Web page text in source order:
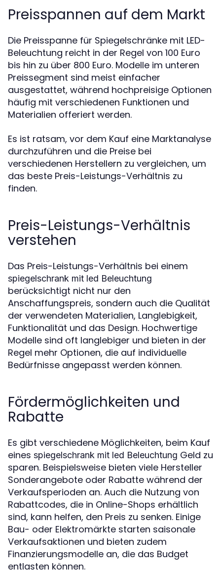
Preisspannen auf dem Markt
Die Preisspanne für Spiegelschränke mit LED-
Beleuchtung reicht in der Regel von 100 Euro
bis hin zu über 800 Euro. Modelle im unteren
Preissegment sind meist einfacher
ausgestattet, während hochpreisige Optionen
häufig mit verschiedenen Funktionen und
Materialien offeriert werden.
Es ist ratsam, vor dem Kauf eine Marktanalyse
durchzuführen und die Preise bei
verschiedenen Herstellern zu vergleichen, um
das beste Preis-Leistungs-Verhältnis zu
finden.
Preis-Leistungs-Verhältnis
verstehen
Das Preis-Leistungs-Verhältnis bei einem
spiegelschrank mit led Beleuchtung
berücksichtigt nicht nur den
Anschaffungspreis, sondern auch die Qualität
der verwendeten Materialien, Langlebigkeit,
Funktionalität und das Design. Hochwertige
Modelle sind oft langlebiger und bieten in der
Regel mehr Optionen, die auf individuelle
Bedürfnisse angepasst werden können.
Fördermöglichkeiten und
Rabatte
Es gibt verschiedene Möglichkeiten, beim Kauf
eines spiegelschrank mit led Beleuchtung Geld zu
sparen. Beispielsweise bieten viele Hersteller
Sonderangebote oder Rabatte während der
Verkaufsperioden an. Auch die Nutzung von
Rabattcodes, die in Online-Shops erhältlich
sind, kann helfen, den Preis zu senken. Einige
Bau- oder Elektromärkte starten saisonale
Verkaufsaktionen und bieten zudem
Finanzierungsmodelle an, die das Budget
entlasten können.